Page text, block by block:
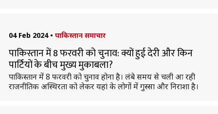
04 Feb 2024 • पाकिस्तान समाचार
पाकिस्तान में 8 फरवरी को चुनाव: क्यों हुई देरी और किन
पार्टियों के बीच मुख्य मुकाबला?
पाकिस्तान में 8 फरवरी को चुनाव होना है। लंबे समय से चली आ रही
राजनीतिक अस्थिरता को लेकर यहां के लोगों में गुस्सा और निराशा है।